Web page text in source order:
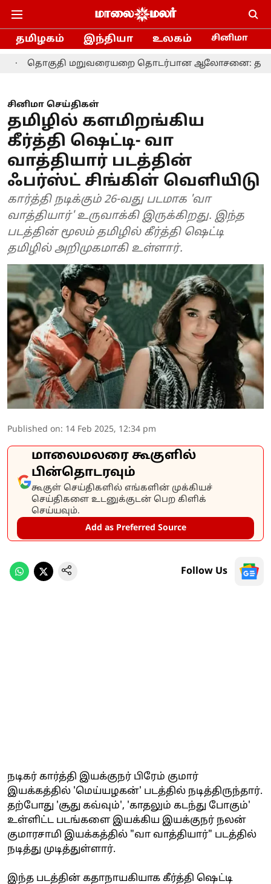
தமிழகம் இந்தியா உலகம் சினிமா
மறுவரையறை தொடர்பான ஆலோசனை: தமிழக
சினிமா செய்திகள்
தமிழில் களமிறங்கிய
கீர்த்தி ஷெட்டி- வா
வாத்தியார் படத்தின்
ஃபர்ஸ்ட் சிங்கிள் வெளியிடு
கார்த்தி நடிக்கும் 26-வது படமாக 'வா
வாத்தியார்' உருவாக்கி இருக்கிறது. இந்த
படத்தின் மூலம் தமிழில் கீர்த்தி ஷெட்டி
தமிழில் அறிமுகமாகி உள்ளார்.
Published on: 14 Feb 2025, 12:34 pm
மாலைமலரை கூகுளில்
பின்தொடரவும்
கூகுள் செய்திகளில் எங்களின் முக்கியச்
செய்திகளை உடனுக்குடன் பெற கிளிக்
செய்யவும்.
Add as Preferred Source
Follow Us
நடிகர் கார்த்தி இயக்குநர் பிரேம் குமார்
இயக்கத்தில் 'மெய்யழகன்' படத்தில் நடித்திருந்தார்.
தற்போது 'சூது கவ்வும்', 'காதலும் கடந்து போகும்'
உள்ளிட்ட படங்களை இயக்கிய இயக்குநர் நலன்
குமாரசாமி இயக்கத்தில் "வா வாத்தியார்" படத்தில்
நடித்து முடித்துள்ளார்.
இந்த படத்தின் கதாநாயகியாக கீர்த்தி ஷெட்டி